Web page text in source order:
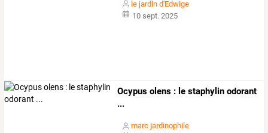
le jardin d'Edwige
10 sept. 2025
Ocypus olens : le staphylin odorant
...
marc jardinophile